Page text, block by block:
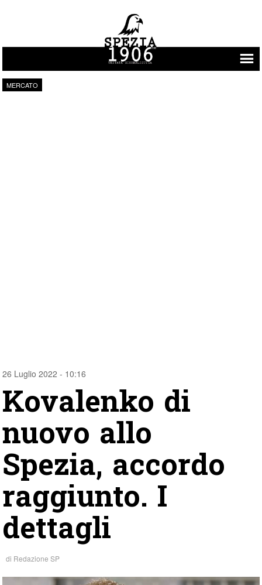
Vai al contenuto
MERCATO
26 Luglio 2022 - 10:16
Kovalenko di
nuovo allo
Spezia, accordo
raggiunto. I
dettagli
di Redazione SP